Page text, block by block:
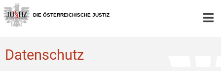
Zur
Hauptnavigation
[1]
Zum
Inhalt
[2]
Zum
Untermenü
[3]
DIE ÖSTERREICHISCHE JUSTIZ
Datenschutz